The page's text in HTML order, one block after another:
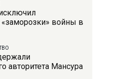
войны в
авторитета Мансура